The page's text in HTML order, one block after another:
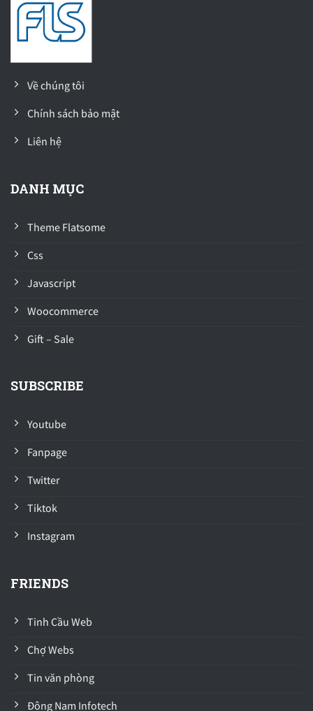
Về chúng tôi
Chính sách bảo mật
Liên hệ
DANH MỤC
Theme Flatsome
Css
Javascript
Woocommerce
Gift – Sale
SUBSCRIBE
Youtube
Fanpage
Twitter
Tiktok
Instagram
FRIENDS
Tinh Cầu Web
Chợ Webs
Tin văn phòng
Đông Nam Infotech